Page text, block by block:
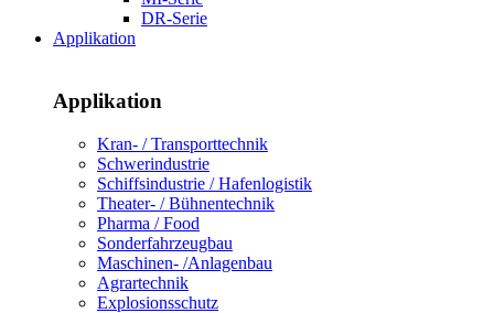
DR-Serie
Applikation
Applikation
Kran- / Transporttechnik
Schwerindustrie
Schiffsindustrie / Hafenlogistik
Theater- / Bühnentechnik
Pharma / Food
Sonderfahrzeugbau
Maschinen- /Anlagenbau
Agrartechnik
Explosionsschutz